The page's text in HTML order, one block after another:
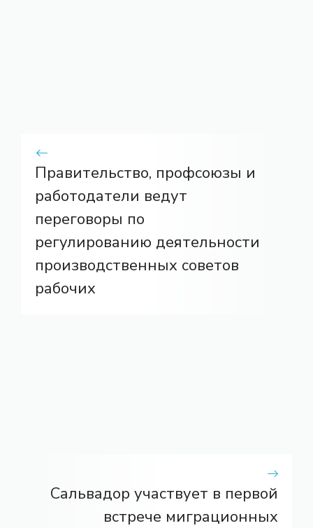
Правительство, профсоюзы и
работодатели ведут
переговоры по
регулированию деятельности
производственных советов
рабочих
Сальвадор участвует в первой
встрече миграционных